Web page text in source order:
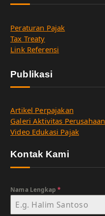
Peraturan Pajak
Tax Treaty
Link Referensi
Publikasi
Artikel Perpajakan
Galeri Aktivitas Perusahaan
Video Edukasi Pajak
Kontak Kami
Nama Lengkap*